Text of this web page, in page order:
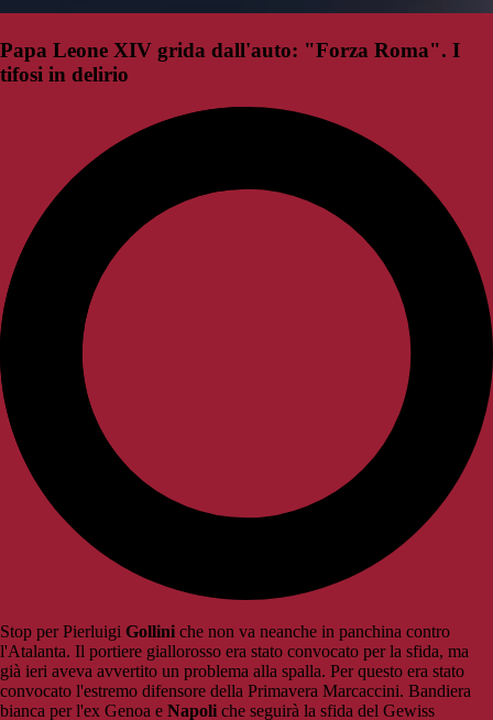
Papa Leone XIV grida dall'auto: "Forza Roma". I
tifosi in delirio
Stop per Pierluigi Gollini che non va neanche in panchina contro
l'Atalanta. Il portiere giallorosso era stato convocato per la sfida, ma
già ieri aveva avvertito un problema alla spalla. Per questo era stato
convocato l'estremo difensore della Primavera Marcaccini. Bandiera
bianca per l'ex Genoa e Napoli che seguirà la sfida del Gewiss